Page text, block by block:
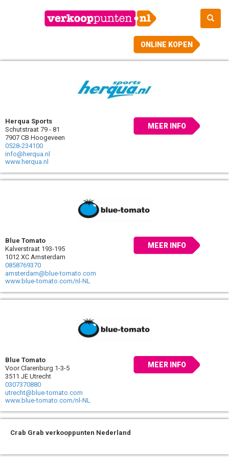
ONLINE KOPEN
Herqua Sports
Schutstraat 79 - 81
7907 CB Hoogeveen
0528-234100
info@herqua.nl
www.herqua.nl
MEER INFO
Blue Tomato
Kalverstraat 193-195
1012 XC Amsterdam
0858769370
amsterdam@blue-tomato.com
www.blue-tomato.com/nl-NL
MEER INFO
Blue Tomato
Voor Clarenburg 1-3-5
3511 JE Utrecht
0307370880
utrecht@blue-tomato.com
www.blue-tomato.com/nl-NL
MEER INFO
Crab Grab verkooppunten Nederland